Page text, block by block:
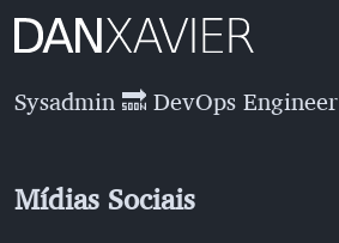
Sysadmin 🔜 DevOps Engineer
Mídias Sociais